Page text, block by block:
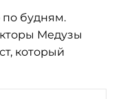
по будням.
Медузы
который